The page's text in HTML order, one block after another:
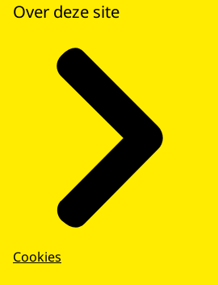
Over deze site
Cookies